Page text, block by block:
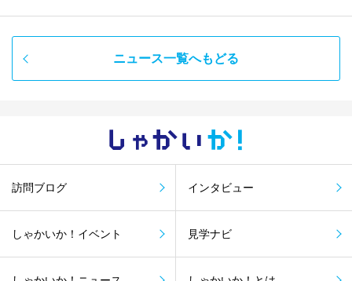
ニュース一覧へもどる
しゃかい か！
訪問ブログ インタビュー
しゃかいか！イベント 見学ナビ